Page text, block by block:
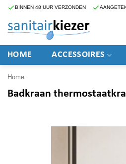
Ga
inhoud
BINNEN 48 UUR VERZONDEN
HOME ACCESSOIRES
Home
Badkraan